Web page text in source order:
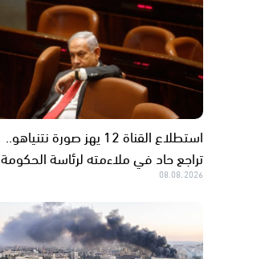
استطلاع القناة 12 يهز صورة نتنياهو..
تراجع حاد في ملاءمته لرئاسة الحكومة
08.08.2026